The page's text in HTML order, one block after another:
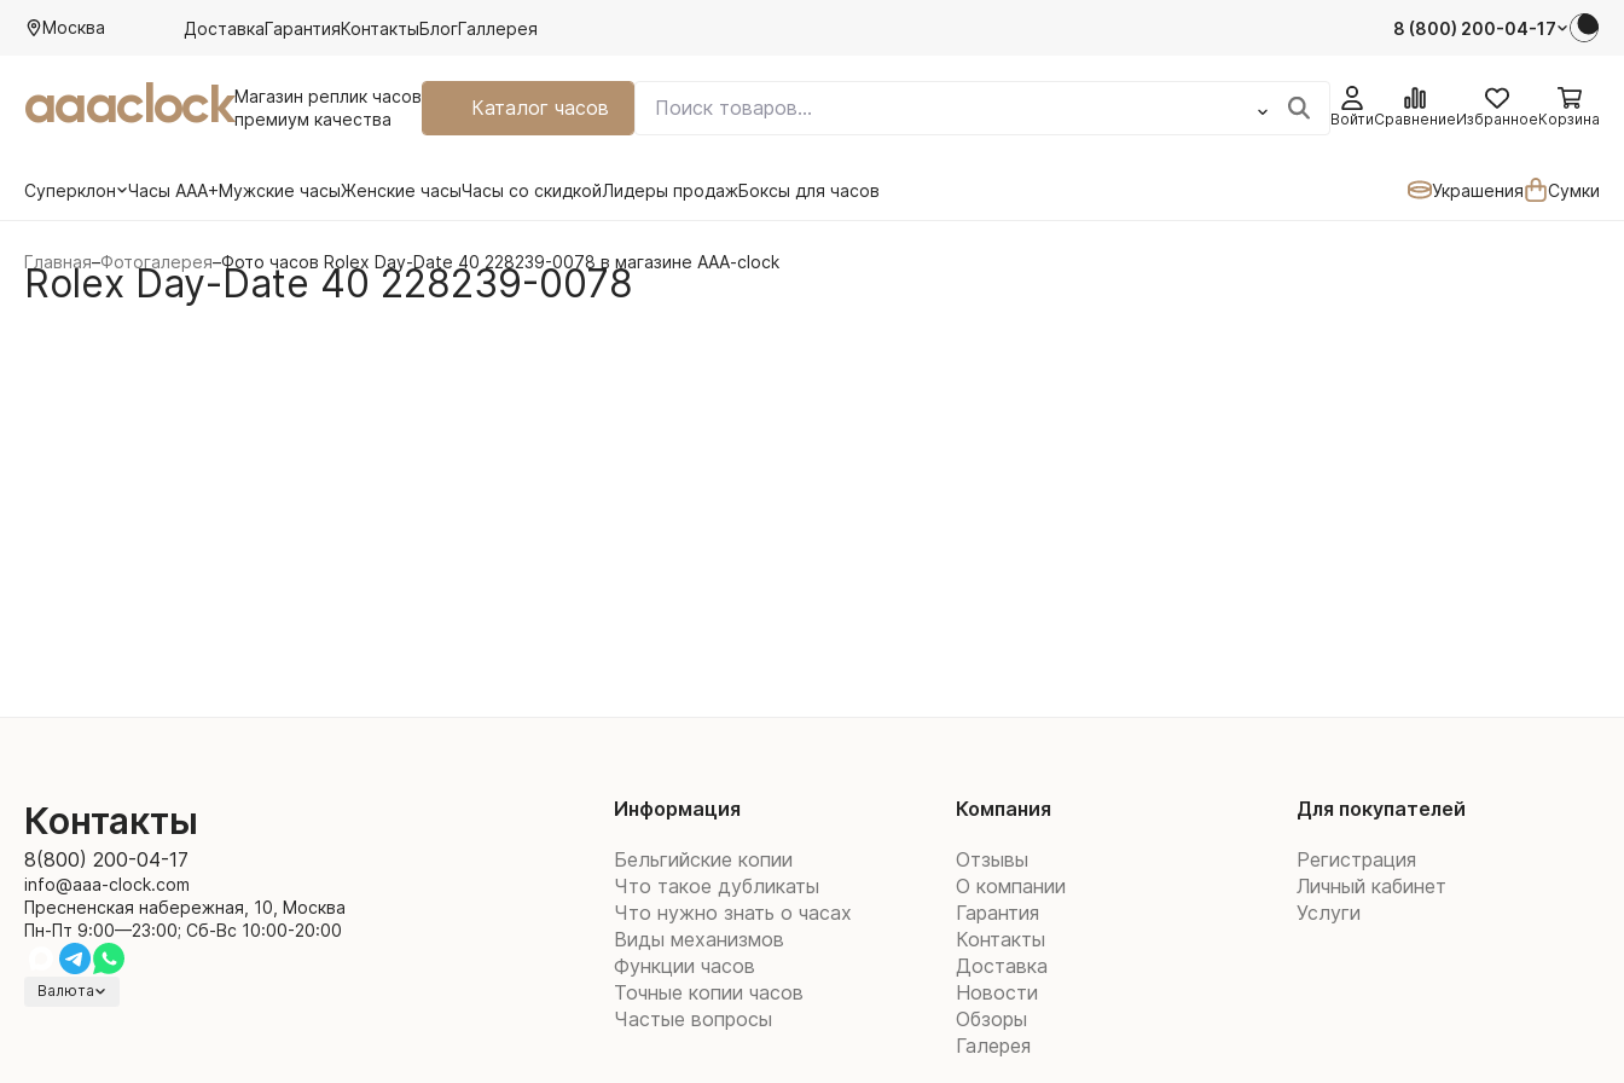
Москва ДоставкаГарантияКонтактыБлогГаллерея 8 (800) 200-04-17
aaaclockМагазин реплик часов
премиум качества
Каталог часов ВойтиСравнениеИзбранноеКорзина
Суперклон Часы AAA+Мужские часыЖенские часыЧасы со скидкойЛидеры продажБоксы для часов Украшения Сумки
Главная–Фотогалерея–Фото часов Rolex Day-Date 40 228239-0078 в магазине AAA-clock
Rolex Day-Date 40 228239-0078
Контакты
8(800) 200-04-17
info@aaa-clock.com
Пресненская набережная, 10, Москва
Пн-Пт 9:00—23:00; Сб-Вс 10:00-20:00
Валюта
Информация
Бельгийские копии
Что такое дубликаты
Что нужно знать о часах
Виды механизмов
Функции часов
Точные копии часов
Частые вопросы
Компания
Отзывы
О компании
Гарантия
Контакты
Доставка
Новости
Обзоры
Галерея
Для покупателей
Регистрация
Личный кабинет
Услуги